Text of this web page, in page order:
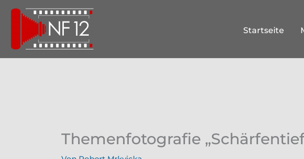
Zum
springen
Startseite
Themenfotografie